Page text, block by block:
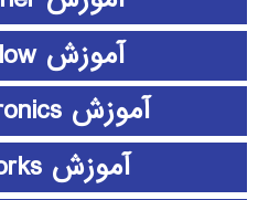
آموزش ShowFlow
آموزش SimElectronics
آموزش SolidWorks